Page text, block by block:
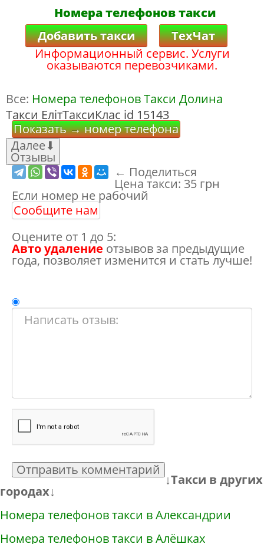
Номера телефонов такси
Добавить такси
ТехЧат
Информационный сервис. Услуги
оказываются перевозчиками.
Все: Номера телефонов Такси Долина
Такси ЕлітТаксиКлас id 15143
Показать → номер телефона
Далее⬇
Отзывы
← Поделиться
Цена такси: 35 грн
Если номер не рабочий
Сообщите нам
Оцените от 1 до 5:
Авто удаление отзывов за предыдущие
года, позволяет изменится и стать лучше!
Отправить комментарий
↓Такси в других
городах↓
Номера телефонов такси в Александрии
Номера телефонов такси в Алёшках